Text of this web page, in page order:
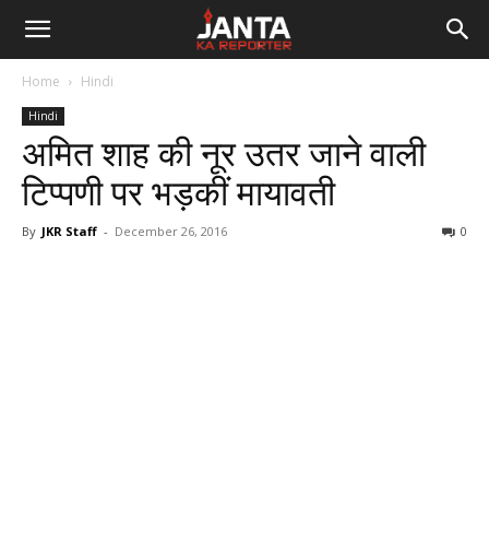
Janta
Reporter
Home Hindi
Hindi
अमित शाह की नूर उतर जाने वाली
टिप्पणी पर भड़कीं मायावती
By JKR Staff - December 26, 2016 0